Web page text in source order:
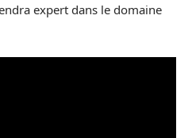
expert dans le domaine